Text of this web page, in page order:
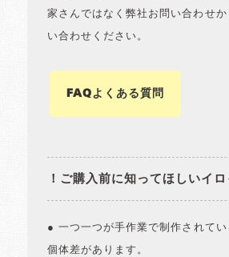
家さんではなく弊社お問い合わせか
い合わせください。
FAQよくある質問
！ご購入前に知ってほしいイロ
● 一つ一つが手作業で制作されてい
個体差があります。